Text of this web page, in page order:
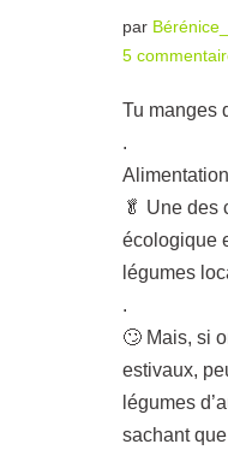
par
5
Tu manges
.
🥬 Une des
écologique
légumes
.
🙄 Mais, si
estivaux,
légumes
sachant